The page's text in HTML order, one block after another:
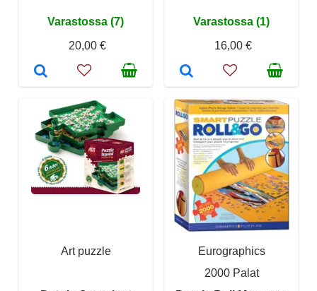
Varastossa (7)
20,00 €
Varastossa (1)
16,00 €
Art puzzle
Eurographics
2000 Palat